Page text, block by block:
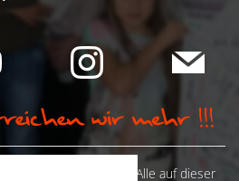
Rechte vorbehalten: Alle auf dieser